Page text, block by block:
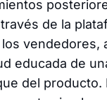
de la
vendedores,
educada de
del producto.